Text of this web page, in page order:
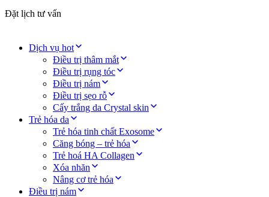
Đặt lịch tư vấn
Dịch vụ hot
Điều trị thâm mắt
Điều trị rụng tóc
Điều trị nám
Điều trị sẹo rỗ
Cấy trắng da Crystal skin
Trẻ hóa da
Trẻ hóa tinh chất Exosome
Căng bóng – trẻ hóa
Trẻ hoá HA Collagen
Xóa nhăn
Nâng cơ trẻ hóa
Điều trị nám